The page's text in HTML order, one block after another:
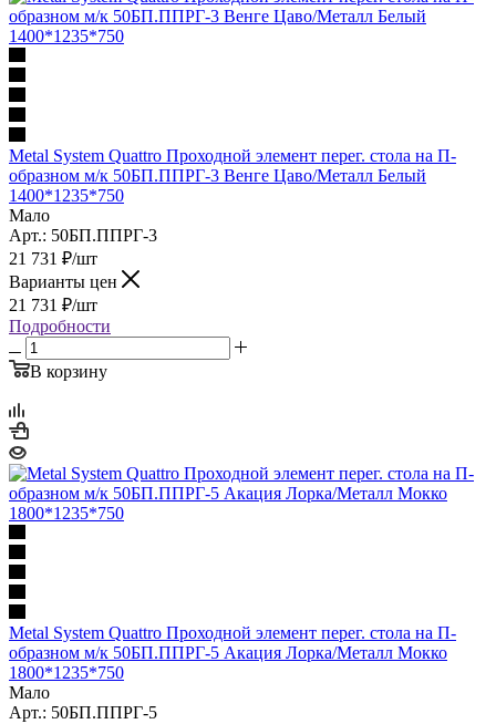
Metal System Quattro Проходной элемент перег. стола на П-
образном м/к 50БП.ППРГ-3 Венге Цаво/Металл Белый
1400*1235*750
Мало
Арт.: 50БП.ППРГ-3
21 731 ₽/шт
Варианты цен
21 731 ₽/шт
Подробности
В корзину
Metal System Quattro Проходной элемент перег. стола на П-
образном м/к 50БП.ППРГ-5 Акация Лорка/Металл Мокко
1800*1235*750
Мало
Арт.: 50БП.ППРГ-5